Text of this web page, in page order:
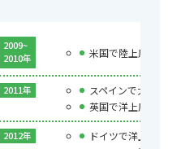
2009~
2010年
米国で陸上風力発
2011年
スペインで太陽熱発
英国で洋上風力発
2012年
ドイツで洋上風力